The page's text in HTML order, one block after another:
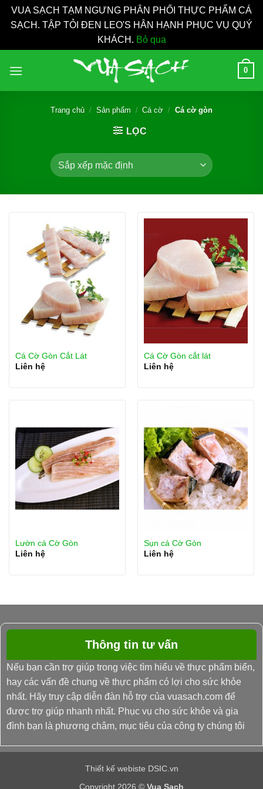
VUA SẠCH TẠM NGƯNG PHÂN PHỐI THỰC PHẨM CÁ
SẠCH. TẬP TỎI ĐEN LEO'S HÂN HẠNH PHỤC VỤ QUÝ
KHÁCH. Bỏ qua
qua
0
Trang chủ / Sản phẩm / Cá cờ / Cá cờ gòn
LỌC
Cá Cờ Gòn Cắt Lát
Liên hệ
Cá Cờ Gòn cắt lát
Liên hệ
Lườn cá Cờ Gòn
Liên hệ
Sụn cá Cờ Gòn
Liên hệ
Thông tin tư vấn
Nếu bạn cần trợ giúp trong việc tìm hiểu về thực phẩm biển,
hay các vấn đề chung về thực phẩm có lợi cho sức khỏe
nhất. Hãy truy cập diễn đàn hỗ trợ của vuasach.com để
được trợ giúp nhanh nhất. Phục vụ cho sức khỏe và gia
đình bạn là phương châm, mục tiêu của công ty chúng tôi
Thiết kế webiste DSIC.vn
Copyright 2026 © Vua Sạch